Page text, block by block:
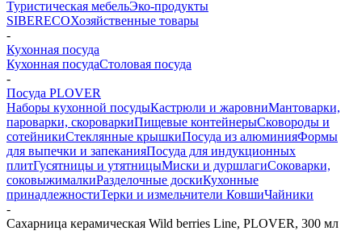
Туристическая мебельЭко-продукты
SIBERECOХозяйственные товары
-
Кухонная посуда
Кухонная посудаСтоловая посуда
-
Посуда PLOVER
Наборы кухонной посудыКастрюли и жаровниМантоварки,
пароварки, скороваркиПищевые контейнерыСковороды и
сотейникиСтеклянные крышкиПосуда из алюминияФормы
для выпечки и запеканияПосуда для индукционных
плитГусятницы и утятницыМиски и дуршлагиСоковарки,
соковыжималкиРазделочные доскиКухонные
принадлежностиТерки и измельчители КовшиЧайники
-
Сахарница керамическая Wild berries Line, PLOVER, 300 мл